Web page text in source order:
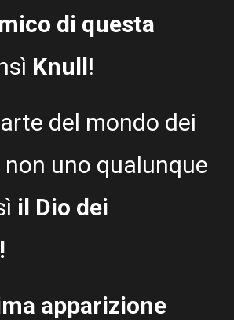
di questa
Knull!
del mondo dei
uno qualunque
il Dio dei
apparizione